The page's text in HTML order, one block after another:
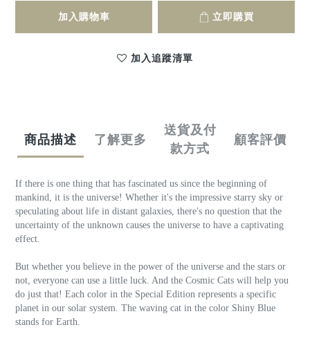
加入購物車 立即購買
加入追蹤清單
商品描述 了解更多
送貨及付
款方式
顧客評價
If there is one thing that has fascinated us since the beginning of
mankind, it is the universe! Whether it's the impressive starry sky or
speculating about life in distant galaxies, there's no question that the
uncertainty of the unknown causes the universe to have a captivating
effect.
But whether you believe in the power of the universe and the stars or
not, everyone can use a little luck. And the Cosmic Cats will help you
do just that! Each color in the Special Edition represents a specific
planet in our solar system. The waving cat in the color Shiny Blue
stands for Earth.